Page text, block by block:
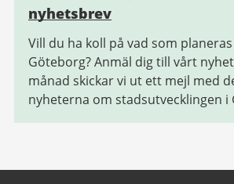
nyhetsbrev
Vill du ha koll på vad som
Göteborg? Anmäl dig till vårt
månad skickar vi ut ett mejl med
nyheterna om stadsutvecklingen i